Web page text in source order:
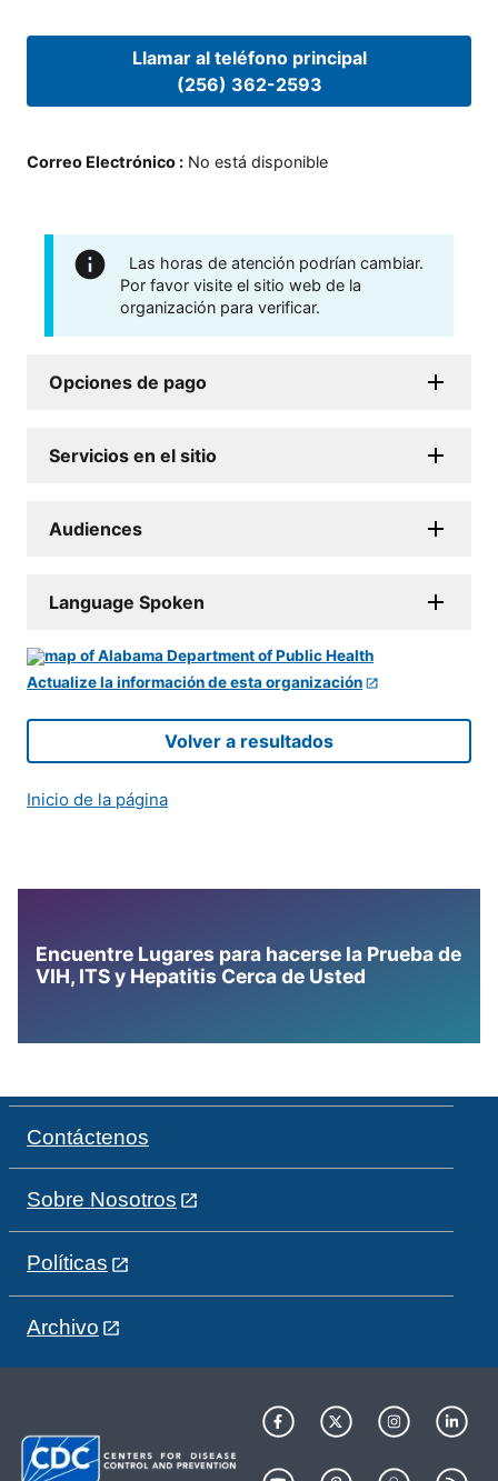
Llamar al teléfono principal
(256) 362-2593
Correo Electrónico : No está disponible
Las horas de atención podrían cambiar.
Por favor visite el sitio web de la
organización para verificar.
Opciones de pago
Servicios en el sitio
Audiences
Language Spoken
Actualize la información de esta organización
Volver a resultados
Inicio de la página
Encuentre Lugares para hacerse la Prueba de
VIH, ITS y Hepatitis Cerca de Usted
Contáctenos
Sobre Nosotros
Políticas
Archivo